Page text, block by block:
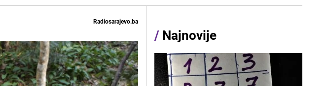
Radiosarajevo.ba
/ Najnovije